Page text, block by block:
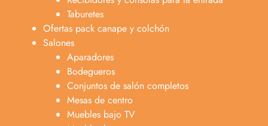
Taburetes
Ofertas pack canape y colchón
Salones
Aparadores
Bodegueros
Conjuntos de salón completos
Mesas de centro
Muebles bajo TV